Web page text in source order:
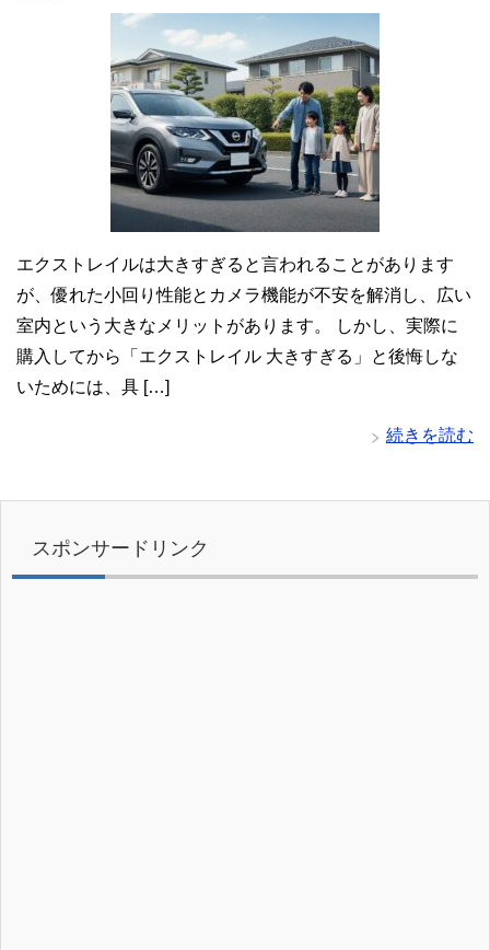
エクストレイルは大きすぎると言われることがあります
が、優れた小回り性能とカメラ機能が不安を解消し、広い
室内という大きなメリットがあります。 しかし、実際に
購入してから「エクストレイル 大きすぎる」と後悔しな
いためには、具 […]
続きを読む
スポンサードリンク